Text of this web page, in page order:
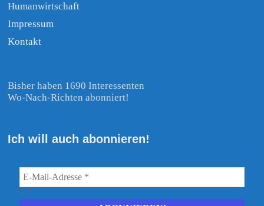
Humanwirtschaft
Impressum
Kontakt
Bisher haben 1690 Interessenten
Wo-Nach-Richten abonniert!
Ich will auch abonnieren!